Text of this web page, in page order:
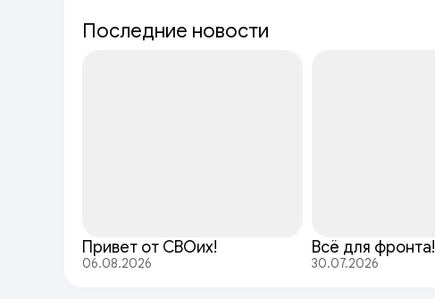
Последние новости
Привет от СВОих!
06.08.2026
Всё для фронта!
30.07.2026